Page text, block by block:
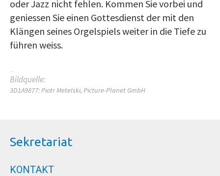
oder Jazz nicht fehlen. Kommen Sie vorbei und
geniessen Sie einen Gottesdienst der mit den
Klängen seines Orgelspiels weiter in die Tiefe zu
führen weiss.
Bildquelle:
3D1A9877: Piotr Metelski, Picture-Planet GmbH
Sekretariat
KONTAKT